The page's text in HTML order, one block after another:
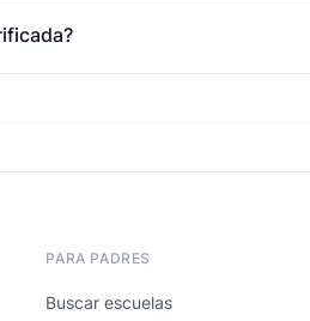
PARA PADRES
Buscar escuelas